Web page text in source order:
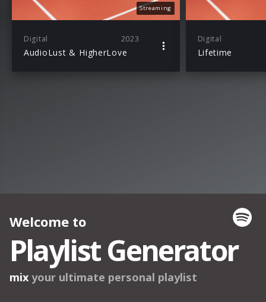
Streaming
Digital 2023
AudioLust & HigherLove
Digital
Lifetime